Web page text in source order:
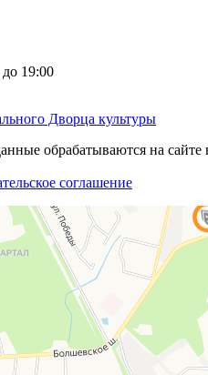
19:00
Дворца культуры
обрабатываются на
соглашение